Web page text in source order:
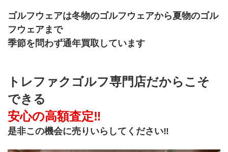
ゴルフウェアは冬物のゴルフウェアから夏物のゴル
フウェアまで
季節を問わず通年買取しています
トレファクゴルフ専門店だからこそ
できる
安心の高額査定‼
是非この機会に売りいらしてください‼